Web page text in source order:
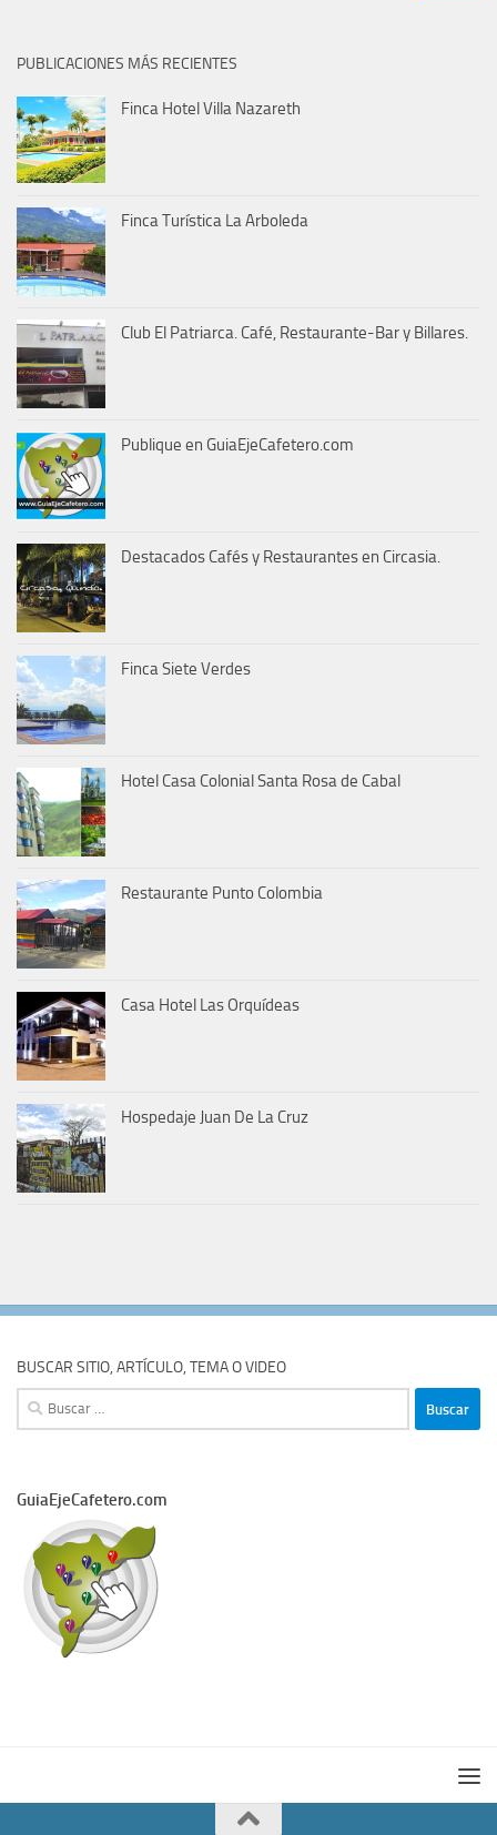
PUBLICACIONES MÁS RECIENTES
Finca Hotel Villa Nazareth
Finca Turística La Arboleda
Club El Patriarca. Café, Restaurante-Bar y Billares.
Publique en GuiaEjeCafetero.com
Destacados Cafés y Restaurantes en Circasia.
Finca Siete Verdes
Hotel Casa Colonial Santa Rosa de Cabal
Restaurante Punto Colombia
Casa Hotel Las Orquídeas
Hospedaje Juan De La Cruz
BUSCAR SITIO, ARTÍCULO, TEMA O VIDEO
Buscar:
GuiaEjeCafetero.com